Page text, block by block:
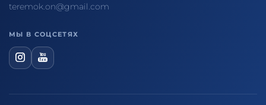
teremok.on@gmail.com
МЫ В СОЦСЕТЯХ